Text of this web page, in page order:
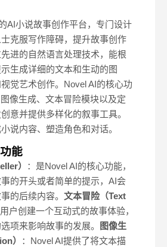
AI小说故事创作平台，专门设计
克服写作障碍，提升故事创作
进的自然语言处理技术，能根
生成详细的文本和生动的图
觉艺术创作。Novel AI的核心功
像生成、文本冒险模块以及定
意并提供多样化的叙事工具。
说内容、塑造角色和对话。
能
）
：是Novel AI的核心功能，
的开头或者简单的提示，AI会
的后续内容。 文本冒险（Text
户创建一个互动式的故事体验，
项来影响故事的发展。
图像生
）
：Novel AI提供了将文本描